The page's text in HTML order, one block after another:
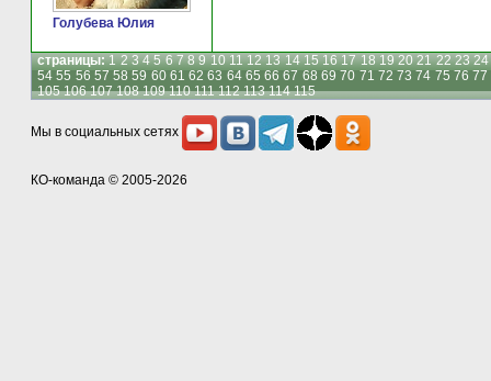
Голубева Юлия
страницы: 1 2 3 4 5 6 7 8 9 10 11 12 13 14 15 16 17 18 19 20 21 22 23 24
54 55 56 57 58 59 60 61 62 63 64 65 66 67 68 69 70 71 72 73 74 75 76 77
105 106 107 108 109 110 111 112 113 114 115
Мы в социальных сетях
КО-команда © 2005-2026